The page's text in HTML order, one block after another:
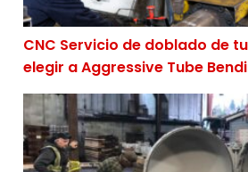
CNC Servicio de doblado de
elegir a Aggressive Tube
Conoce la cultura empresarial